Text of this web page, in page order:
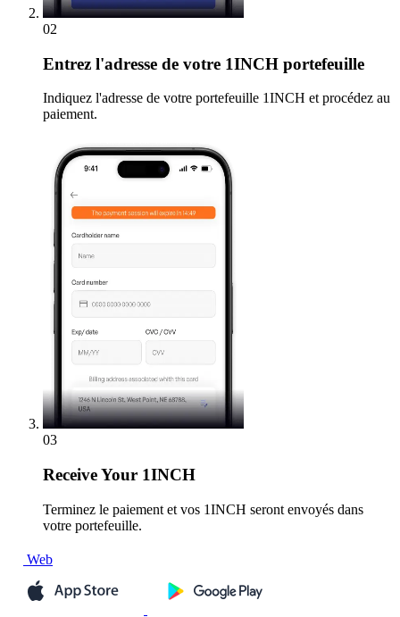
02
Entrez l'adresse de votre 1INCH portefeuille
Indiquez l'adresse de votre portefeuille 1INCH et procédez au
paiement.
03
ReceiveYour 1INCH
Terminez le paiement et vos 1INCH seront envoyés dans
votre portefeuille.
Web